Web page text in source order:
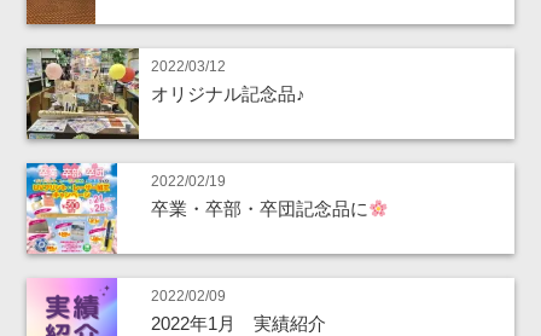
2022/03/12
オリジナル記念品♪
2022/02/19
卒業・卒部・卒団記念品に
2022/02/09
2022年1月 実績紹介